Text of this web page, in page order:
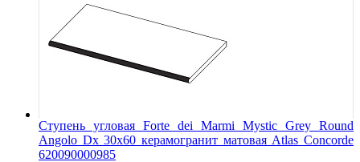
Ступень угловая Forte dei Marmi Mystic Grey Round
Angolo Dx 30x60 керамогранит матовая Atlas Concorde
620090000985